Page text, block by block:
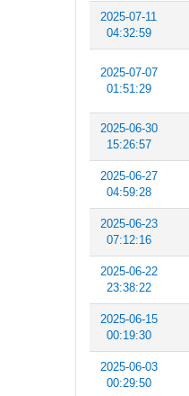
2025-07-11
04:32:59
2025-07-07
01:51:29
2025-06-30
15:26:57
2025-06-27
04:59:28
2025-06-23
07:12:16
2025-06-22
23:38:22
2025-06-15
00:19:30
2025-06-03
00:29:50